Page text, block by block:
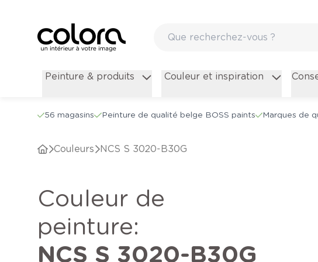
Peinture & produits Couleur et inspiration
56 magasins Peinture de qualité belge BOSS paints Marques de
Couleurs NCS S 3020-B30G
Couleur de
peinture:
NCS S 3020-B30G